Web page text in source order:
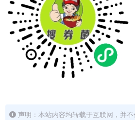
声明：本站内容均转载于互联网，并